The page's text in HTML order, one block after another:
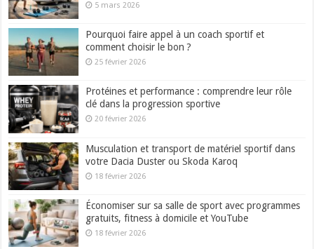
5 mars 2026
Pourquoi faire appel à un coach sportif et
comment choisir le bon ?
25 février 2026
Protéines et performance : comprendre leur rôle
clé dans la progression sportive
20 février 2026
Musculation et transport de matériel sportif dans
votre Dacia Duster ou Skoda Karoq
18 février 2026
Économiser sur sa salle de sport avec programmes
gratuits, fitness à domicile et YouTube
18 février 2026